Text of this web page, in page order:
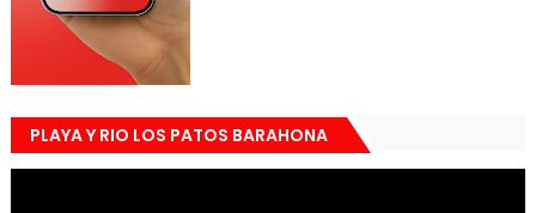
PLAYA Y RIO LOS PATOS BARAHONA